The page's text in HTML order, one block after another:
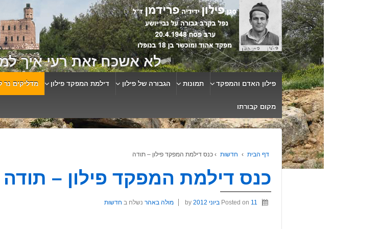
לא אשכח זאת רעי איך
פילון האדם והמפקד תמונות הגבורה של פילון דילמת המפקד פילון מדליקים נר
מקום קבורתו
דף הבית › חדשות › כנס דילמת המפקד פילון – תודה
כנס דילמת המפקד פילון – תודה
Posted on 11 ביוני 2012 מולה באהר נשלח ב חדשות